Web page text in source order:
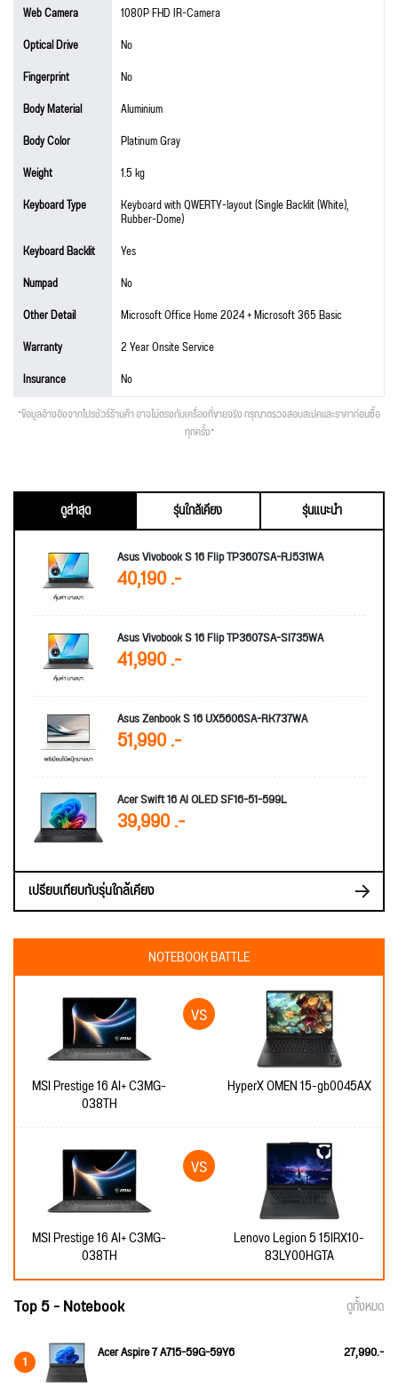
Web Camera
1080P FHD IR-Camera
Optical Drive
No
Fingerprint
No
Body Material
Aluminium
Body Color
Platinum Gray
Weight
1.5 kg
Keyboard Type
Keyboard with QWERTY-layout (Single Backlit (White),
Rubber-Dome)
Keyboard Backlit
Yes
Numpad
No
Other Detail
Microsoft Office Home 2024 + Microsoft 365 Basic
Warranty
2 Year Onsite Service
Insurance
No
*ข้อมูลอ้างอิงจากโปรชัวร์ร้านค้า อาจไม่ตรงกับเครื่องที่ขายจริง กรุณาตรวจสอบสเปคและราคาก่อนซื้อ
ทุกครั้ง*
ดูล่าสุด รุ่นใกล้เคียง
รุ่นแนะนำ
Asus Vivobook S 16 Flip TP3607SA-RJ531WA
40,190 .-
Asus Vivobook S 16 Flip TP3607SA-SI735WA
41,990 .-
Asus Zenbook S 16 UX5606SA-RK737WA
51,990 .-
Acer Swift 16 AI OLED SF16-51-599L
39,990 .-
เปรียบเทียบกับรุ่นใกล้เคียง
NOTEBOOK BATTLE
MSI Prestige 16 AI+ C3MG-
038TH
HyperX OMEN 15-gb0045AX
MSI Prestige 16 AI+ C3MG-
038TH
Lenovo Legion 5 15IRX10-
83LY00HGTA
Top 5 - Notebook ดูทั้งหมด
1 Acer Aspire 7 A715-59G-59Y6 27,990.-